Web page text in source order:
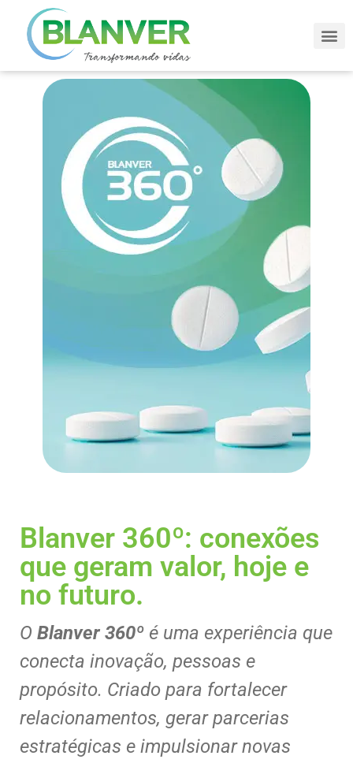
Blanver 360º: conexões
que geram valor, hoje e
no futuro.
O Blanver 360º é uma experiência que
conecta inovação, pessoas e
propósito. Criado para fortalecer
relacionamentos, gerar parcerias
estratégicas e impulsionar novas